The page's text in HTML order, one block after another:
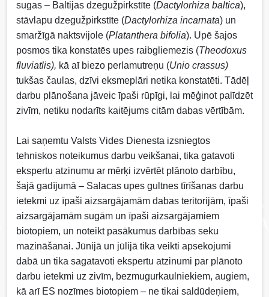
sugas – Baltijas dzegužpirkstīte (Dactylorhiza baltica),
stāvlapu dzegužpirkstīte (Dactylorhiza incarnata) un
smaržīgā naktsvijole (Platanthera bifolia). Upē šajos
posmos tika konstatēs upes raibgliemezis (Theodoxus
fluviatlis), kā aī biezo perlamutreņu (Unio crassus)
tukšas čaulas, dzīvi eksmeplāri netika konstatēti. Tādēļ
darbu plānošana jāveic īpaši rūpīgi, lai mēģinot palīdzēt
zivīm, netiku nodarīts kaitējums citām dabas vērtībām.
Lai saņemtu Valsts Vides Dienesta izsniegtos
tehniskos noteikumus darbu veikšanai, tika gatavoti
ekspertu atzinumu ar mērķi izvērtēt plānoto darbību,
šajā gadījumā – Salacas upes gultnes tīrīšanas darbu
ietekmi uz īpaši aizsargājamām dabas teritorijām, īpaši
aizsargājamām sugām un īpaši aizsargājamiem
biotopiem, un noteikt pasākumus darbības seku
mazināšanai. Jūnijā un jūlijā tika veikti apsekojumi
dabā un tika sagatavoti ekspertu atzinumi par plānoto
darbu ietekmi uz zivīm, bezmugurkaulniekiem, augiem,
kā arī ES nozīmes biotopiem – ne tikai saldūdeņiem,